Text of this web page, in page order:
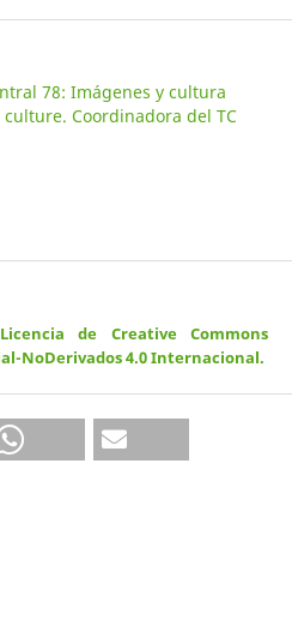
78: Imágenes y cultura
Coordinadora del TC
Licencia de Creative Commons
NoDerivados 4.0 Internacional.